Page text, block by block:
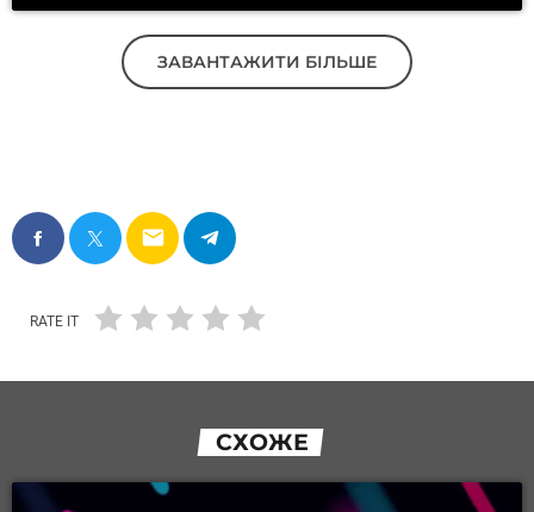
ЗАВАНТАЖИТИ БІЛЬШЕ
email
RATE IT
СХОЖЕ